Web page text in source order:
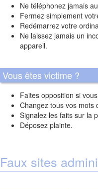
Ne téléphonez jamais
Fermez simplement
Redémarrez votre
Ne laissez jamais un
appareil.
Vous êtes victime ?
Faites opposition si
Changez tous vos mots
Signalez les faits sur la
Déposez plainte.
Faux sites